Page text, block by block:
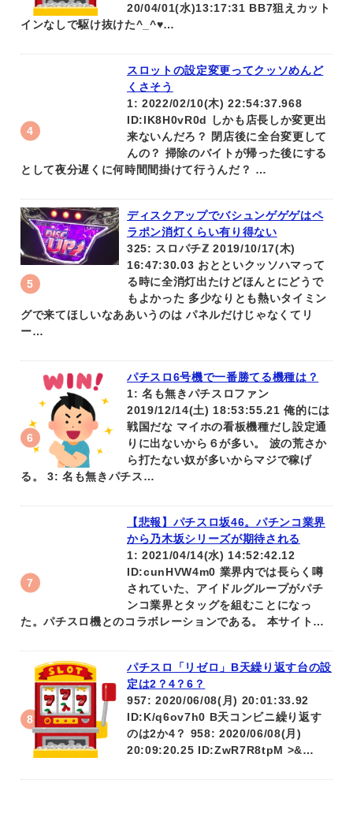
20/04/01(水)13:17:31 BB7狙えカット
インなしで駆け抜けた^_^♥…
スロットの設定変更ってクッソめんど
くさそう
1: 2022/02/10(木) 22:54:37.968
ID:lK8H0vR0d しかも店長しか変更出
来ないんだろ？ 閉店後に全台変更して
んの？ 掃除のバイトが帰った後にする
として夜分遅くに何時間間掛けて行うんだ？ …
ディスクアップでバシュンゲゲゲはペ
ラポン消灯くらい有り得ない
325: スロパチℤ 2019/10/17(木)
16:47:30.03 おとといクッソハマって
る時に全消灯出たけどほんとにどうで
もよかった 多少なりとも熱いタイミン
グで来てほしいなああいうのは パネルだけじゃなくてリ
ー…
パチスロ6号機で一番勝てる機種は？
1: 名も無きパチスロファン
2019/12/14(土) 18:53:55.21 俺的には
戦国だな マイホの看板機種だし設定通
りに出ないから６が多い。 波の荒さか
ら打たない奴が多いからマジで稼げ
る。 3: 名も無きパチス…
【悲報】パチスロ坂46。パチンコ業界
から乃木坂シリーズが期待される
1: 2021/04/14(水) 14:52:42.12
ID:cunHVW4m0 業界内では長らく噂
されていた、アイドルグループがパチ
ンコ業界とタッグを組むことになっ
た。パチスロ機とのコラボレーションである。 本サイト…
パチスロ「リゼロ」B天繰り返す台の設
定は2？4？6？
957: 2020/06/08(月) 20:01:33.92
ID:K/q6ov7h0 B天コンビニ繰り返す
のは2か4？ 958: 2020/06/08(月)
20:09:20.25 ID:ZwR7R8tpM >&…